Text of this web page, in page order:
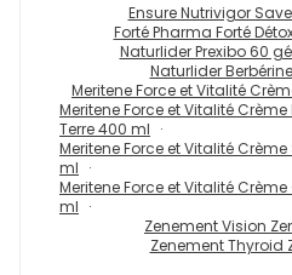
Ensure Nutrivigor
Forté Pharma Forté
Naturlider Prexibo 60
Naturlider
Meritene Force et Vitalité
Meritene Force et Vitalité
Terre 400 ml
Meritene Force et Vitalité
ml
Meritene Force et Vitalité
ml
Zenement Vision
Zenement Thyroid